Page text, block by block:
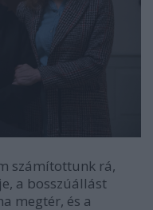
számítottunk rá,
a bosszúállást
megtér, és a